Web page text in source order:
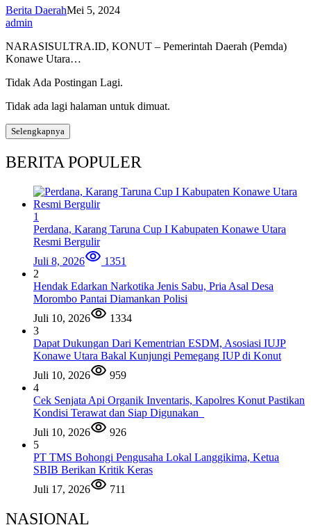
Berita DaerahMei 5, 2024
admin
NARASISULTRA.ID, KONUT – Pemerintah Daerah (Pemda)
Konawe Utara…
Tidak Ada Postingan Lagi.
Tidak ada lagi halaman untuk dimuat.
Selengkapnya
BERITA POPULER
1
Perdana, Karang Taruna Cup I Kabupaten Konawe Utara
Resmi Bergulir
Juli 8, 2026
1351
2
Hendak Edarkan Narkotika Jenis Sabu, Pria Asal Desa
Morombo Pantai Diamankan Polisi
Juli 10, 2026
1334
3
Dapat Dukungan Dari Kementrian ESDM, Asosiasi IUJP
Konawe Utara Bakal Kunjungi Pemegang IUP di Konut
Juli 10, 2026
959
4
Cek Senjata Api Organik Inventaris, Kapolres Konut Pastikan
Kondisi Terawat dan Siap Digunakan
Juli 10, 2026
926
5
PT TMS Bohongi Pengusaha Lokal Langgikima, Ketua
SBIB Berikan Kritik Keras
Juli 17, 2026
711
NASIONAL